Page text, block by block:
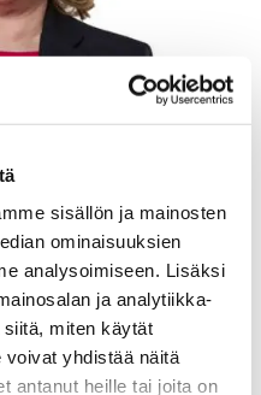
sisällön ja mainosten
ominaisuuksien
analysoimiseen. Lisäksi
ja analytiikka-
miten käytät
yhdistää näitä
antanut heille tai joita on